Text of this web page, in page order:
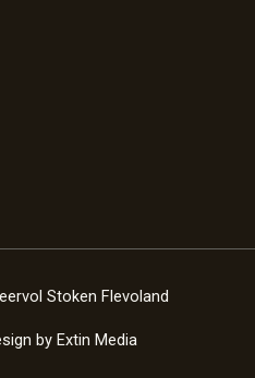
Stoken Flevoland
by Extin Media